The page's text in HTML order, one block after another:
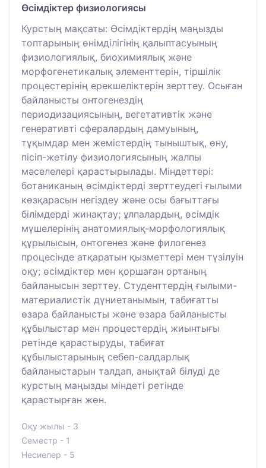
Өсімдіктер физиологиясы
Курстың мақсаты: Өсімдіктердің маңызды
топтарының өнімділігінің қалыптасуының
физиологиялық, биохимиялық және
морфогенетикалық элементтерін, тіршілік
процестерінің ерекшеліктерін зерттеу. Осыған
байланысты онтогенездің
периодизациясының, вегетативтік және
генеративті сфералардың дамуының,
тұқымдар мен жемістердің тыныштық, өну,
пісіп-жетілу физиологиясының жалпы
мәселелері қарастырылады. Міндеттері:
ботаниканың өсімдіктерді зерттеудегі ғылыми
көзқарасын негіздеу және осы бағыттағы
білімдерді жинақтау; ұлпалардың, өсімдік
мүшелерінің анатомиялық-морфологиялық
құрылысын, онтогенез және филогенез
процесінде атқаратын қызметтері мен түзілуін
оқу; өсімдіктер мен қоршаған ортаның
байланысын зерттеу. Студенттердің ғылыми-
материалистік дүниетанымын, табиғатты
өзара байланысты және өзара байланысты
құбылыстар мен процестердің жиынтығы
ретінде қарастыруды, табиғат
құбылыстарының себеп-салдарлық
байланыстарын талдап, анықтай білуді де
курстың маңызды міндеті ретінде
қарастырған жөн.
Оқу жылы - 3
Семестр - 1
Несиелер - 5